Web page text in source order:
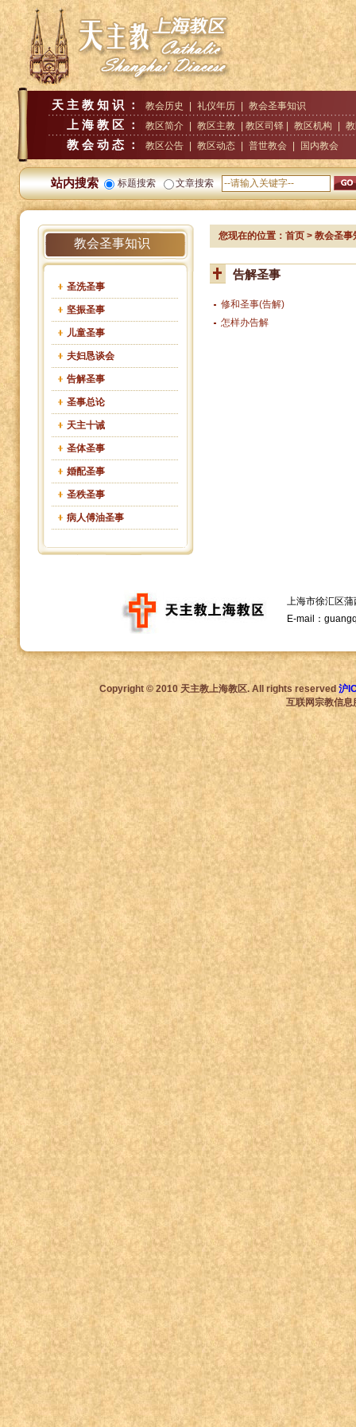
天主教知识： 教会历史 礼仪年历 教会圣事知识
上海教区： 教区简介 教区主教 | 教区司铎 | 教区机构
教会动态： 教区公告 教区动态 普世教会 国内教会
站内搜索 标题搜索 文章搜索
教会圣事知识
圣洗圣事
坚振圣事
儿童圣事
夫妇恳谈会
告解圣事
圣事总论
天主十诫
圣体圣事
婚配圣事
圣秩圣事
病人傅油圣事
您现在的位置：首页 >教会圣事
告解圣事
修和圣事(告解)
怎样办告解
上海市徐汇区
E-mail：
Copyright © 2010 天主教上海教区. All rights reserved 沪
互联网宗教信息服